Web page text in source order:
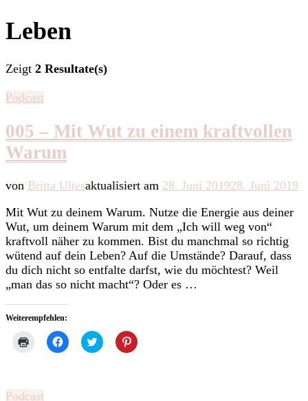
Leben
Zeigt 2 Resultate(s)
Podcast
005 – Mit Wut zu einem kraftvollen
Warum
von Britta Ultesaktualisiert am 28. Juni 201928. Juni 2019
Mit Wut zu deinem Warum. Nutze die Energie aus deiner
Wut, um deinem Warum mit dem „Ich will weg von“
kraftvoll näher zu kommen. Bist du manchmal so richtig
wütend auf dein Leben? Auf die Umstände? Darauf, dass
du dich nicht so entfalte darfst, wie du möchtest? Weil
„man das so nicht macht“? Oder es …
Weiterempfehlen:
Klicken
zum
Fenster
Klick,
um
Klick,
um
Klick,
um
Podcast